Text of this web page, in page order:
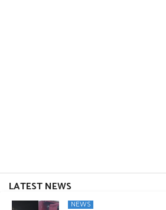
LATEST NEWS
NEWS